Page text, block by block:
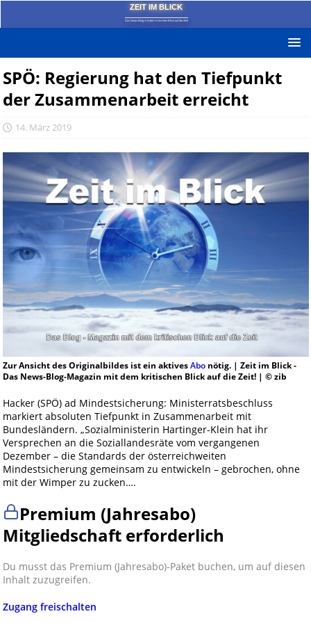
ZEIT IM BLICK
Das News-Blog mit dem kritischen Blick auf die Zeit!
SPÖ: Regierung hat den Tiefpunkt
der Zusammenarbeit erreicht
14. März 2019
Zur Ansicht des Originalbildes ist ein aktivesAbonötig. | Zeit im Blick -
Das News-Blog-Magazin mit dem kritischen Blick auf die Zeit! | © zib
Hacker (SPÖ) ad Mindestsicherung: Ministerratsbeschluss
markiert absoluten Tiefpunkt in Zusammenarbeit mit
Bundesländern. „Sozialministerin Hartinger-Klein hat ihr
Versprechen an die Soziallandesräte vom vergangenen
Dezember – die Standards der österreichweiten
Mindestsicherung gemeinsam zu entwickeln – gebrochen, ohne
mit der Wimper zu zucken….
Premium (Jahresabo)
Mitgliedschaft erforderlich
Du musst das Premium (Jahresabo)-Paket buchen, um auf diesen
Inhalt zuzugreifen.
Zugang freischalten